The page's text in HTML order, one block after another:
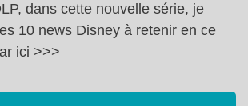
dans cette nouvelle série, je
10 news Disney à retenir en ce
ici >>>